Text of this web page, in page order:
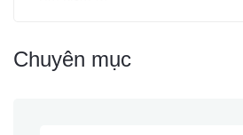
Chuyên mục